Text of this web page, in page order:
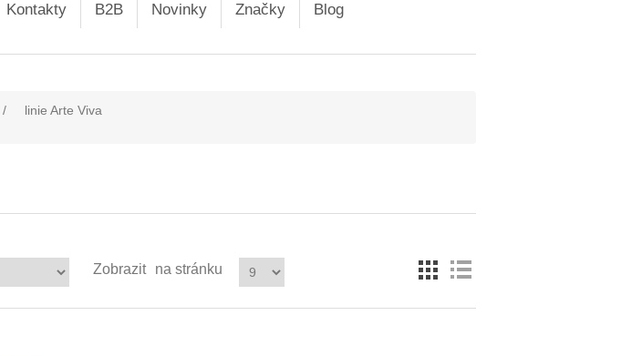
Kontakty B2B Novinky Značky Blog
/ linie Arte Viva
Zobrazit na stránku